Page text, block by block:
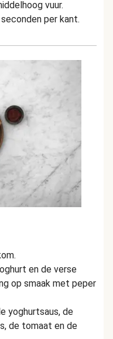
vuur.
per kant.
en de verse
op smaak met peper
yoghurtsaus, de
de tomaat en de